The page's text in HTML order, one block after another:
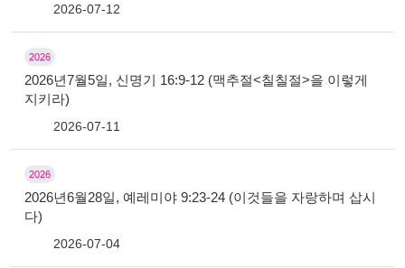
2026-07-12
2026
2026년7월5일, 신명기 16:9-12 (맥추절<칠칠절>을 이렇게
지키라)
2026-07-11
2026
2026년6월28일, 예레미야 9:23-24 (이것들을 자랑하며 삽시
다)
2026-07-04